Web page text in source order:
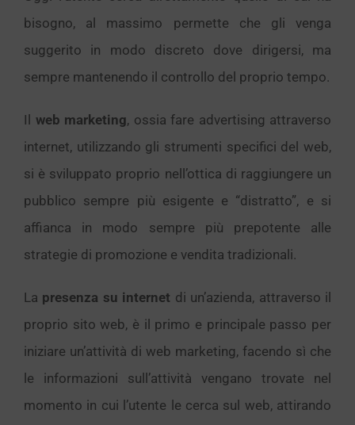
bisogno, al massimo permette che gli venga
suggerito in modo discreto dove dirigersi, ma
sempre mantenendo il controllo del proprio tempo.
Il web marketing, ossia fare advertising attraverso
internet, utilizzando gli strumenti specifici del web,
si è sviluppato proprio nell’ottica di raggiungere un
pubblico sempre più esigente e “distratto”, e si
affianca in modo sempre più prepotente alle
strategie di promozione e vendita tradizionali.
La presenza su internet di un’azienda, attraverso il
proprio sito web, è il primo e principale passo per
iniziare un’attività di web marketing, facendo sì che
le informazioni sull’attività vengano trovate nel
momento in cui l’utente le cerca sul web, attirando